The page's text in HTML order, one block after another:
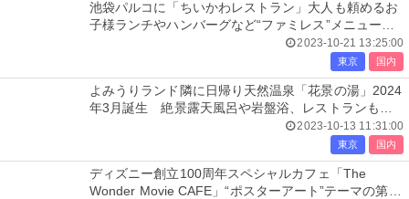
池袋パルコに「ちいかわレストラン」大人も頼めるお
子様ランチやハンバーグなど“ファミレス”メニュー充
2023-10-21 13:25:00
東京 国内
よみうりランド隣に日帰り天然温泉「花景の湯」2024
年3月誕生 絶景露天風呂や岩盤浴、レストランも出
2023-10-13 11:31:00
東京 国内
ディズニー創立100周年スペシャルカフェ「The
Wonder Movie CAFE」“ポスターアート”テーマの第2